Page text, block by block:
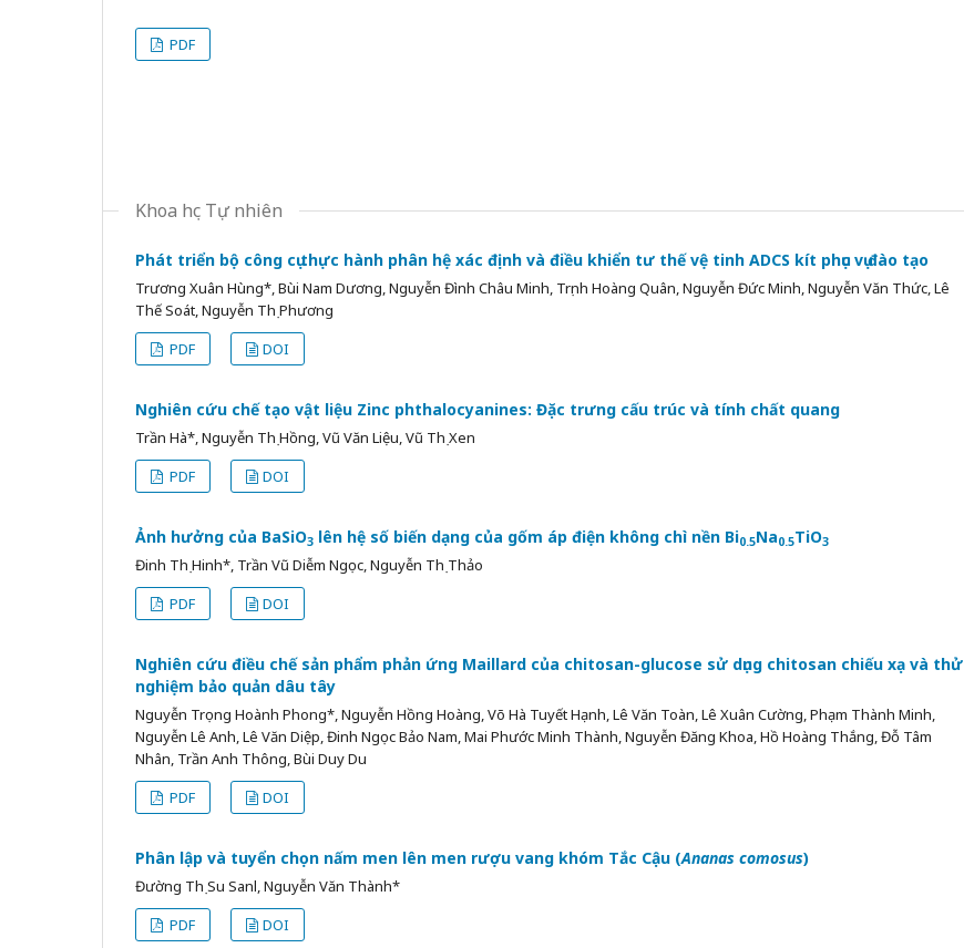
PDF
Khoa học Tự nhiên
Phát triển bộ công cụ thực hành phân hệ xác định và điều khiển tư thế vệ tinh ADCS kít phục vụ đào tạo
Trương Xuân Hùng*, Bùi Nam Dương, Nguyễn Đình Châu Minh, Trịnh Hoàng Quân, Nguyễn Đức Minh, Nguyễn Văn Thức, Lê
Thế Soát, Nguyễn Thị Phương
PDF
DOI
Nghiên cứu chế tạo vật liệu Zinc phthalocyanines: Đặc trưng cấu trúc và tính chất quang
Trần Hà*, Nguyễn Thị Hồng, Vũ Văn Liệu, Vũ Thị Xen
PDF
DOI
Ảnh hưởng của BaSiO3 lên hệ số biến dạng của gốm áp điện không chì nền Bi0.5Na0.5TiO3
Đinh Thị Hinh*, Trần Vũ Diễm Ngọc, Nguyễn Thị Thảo
PDF
DOI
Nghiên cứu điều chế sản phẩm phản ứng Maillard của chitosan-glucose sử dụng chitosan chiếu xạ và thử
nghiệm bảo quản dâu tây
Nguyễn Trọng Hoành Phong*, Nguyễn Hồng Hoàng, Võ Hà Tuyết Hạnh, Lê Văn Toàn, Lê Xuân Cường, Phạm Thành Minh,
Nguyễn Lê Anh, Lê Văn Diệp, Đinh Ngọc Bảo Nam, Mai Phước Minh Thành, Nguyễn Đăng Khoa, Hồ Hoàng Thắng, Đỗ Tâm
Nhân, Trần Anh Thông, Bùi Duy Du
PDF
DOI
Phân lập và tuyển chọn nấm men lên men rượu vang khóm Tắc Cậu (Ananas comosus)
Đường Thị Su Sanl, Nguyễn Văn Thành*
PDF
DOI